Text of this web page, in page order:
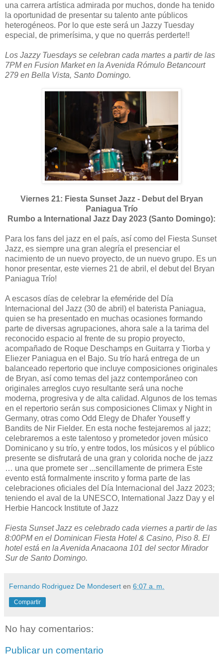
una carrera artística admirada por muchos, donde ha tenido
la oportunidad de presentar su talento ante públicos
heterogéneos. Por lo que este será un Jazzy Tuesday
especial, de primerísima, y que no querrás perderte!!
Los Jazzy Tuesdays se celebran cada martes a partir de las
7PM en Fusion Market en la Avenida Rómulo Betancourt
279 en Bella Vista, Santo Domingo.
Viernes 21: Fiesta Sunset Jazz - Debut del Bryan
Paniagua Trío
Rumbo a International Jazz Day 2023 (Santo Domingo):
Para los fans del jazz en el país, así como del Fiesta Sunset
Jazz, es siempre una gran alegría el presenciar el
nacimiento de un nuevo proyecto, de un nuevo grupo. Es un
honor presentar, este viernes 21 de abril, el debut del Bryan
Paniagua Trío!
A escasos días de celebrar la efeméride del Día
Internacional del Jazz (30 de abril) el baterista Paniagua,
quien se ha presentado en muchas ocasiones formando
parte de diversas agrupaciones, ahora sale a la tarima del
reconocido espacio al frente de su propio proyecto,
acompañado de Roque Deschamps en Guitarra y Tiorba y
Eliezer Paniagua en el Bajo. Su trío hará entrega de un
balanceado repertorio que incluye composiciones originales
de Bryan, así como temas del jazz contemporáneo con
originales arreglos cuyo resultante será una noche
moderna, progresiva y de alta calidad. Algunos de los temas
en el repertorio serán sus composiciones Climax y Night in
Germany, otras como Odd Elegy de Dhafer Youseff y
Bandits de Nir Fielder. En esta noche festejaremos al jazz;
celebraremos a este talentoso y prometedor joven músico
Dominicano y su trío, y entre todos, los músicos y el público
presente se disfrutará de una gran y colorida noche de jazz
… una que promete ser ...sencillamente de primera Este
evento está formalmente inscrito y forma parte de las
celebraciones oficiales del Día Internacional del Jazz 2023;
teniendo el aval de la UNESCO, International Jazz Day y el
Herbie Hancock Institute of Jazz
Fiesta Sunset Jazz es celebrado cada viernes a partir de las
8:00PM en el Dominican Fiesta Hotel & Casino, Piso 8. El
hotel está en la Avenida Anacaona 101 del sector Mirador
Sur de Santo Domingo.
Fernando Rodriguez De Mondesert en 6:07 a. m.
Compartir
No hay comentarios:
Publicar un comentario